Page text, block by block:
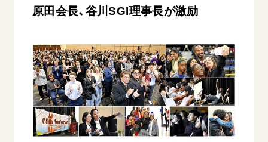
日蓮大聖人の仏法（教学入門）
日蓮大聖人
創価学会の三代会長
初代会長・牧口常三郎先生
第2代会長・戸田城聖先生
第3代会長・池田大作先生
仏法を学ぶ
主な行事
年間の活動について
友人葬
核兵器の廃絶に向け連帯を拡大
「持続可能な開発目標（SDGs）」の取り組み
人道支援
音楽活動
展示活動
教育本部の活動
世界の創価学会の歴史
創価学会 会憲
創価学会 会則
創価学会 社会憲章
組織・機構
会員サポート
座談会御書ｅ講義
小説『新・人間革命』『人間革命』要旨
御書検索［新版］
関連リンク
創価学会総本部
原田会長、谷川SGI理事長が激励